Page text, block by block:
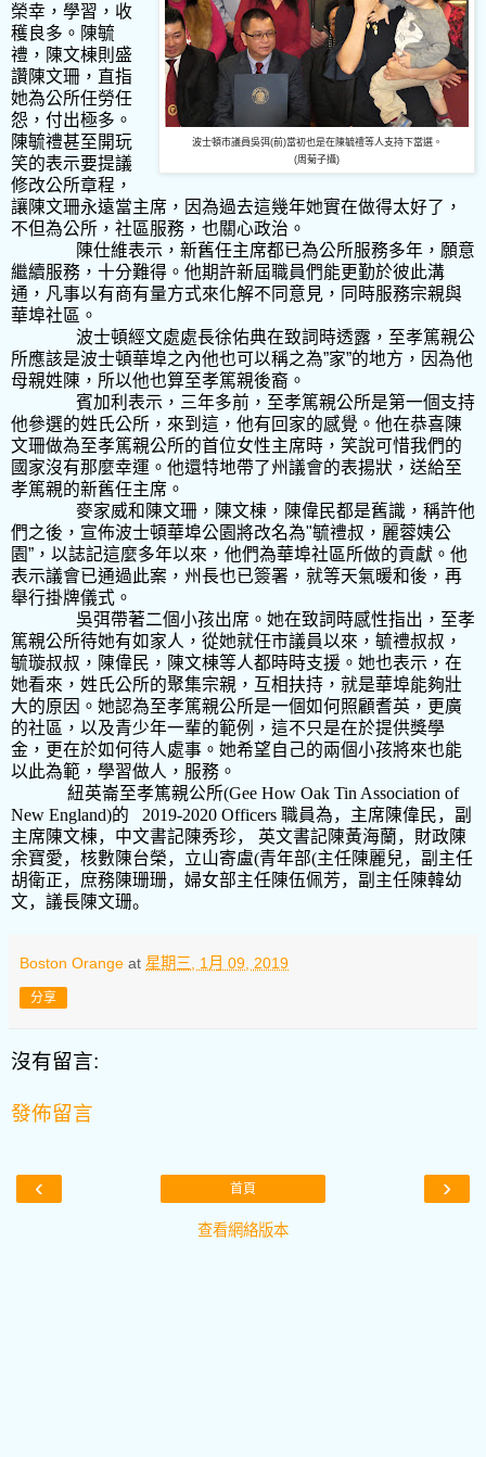
波士頓市議員吳弭(前)當初也是在陳毓禮等人支持下當選。
(周菊子攝)
榮幸，學習，收
穫良多。陳毓
禮，陳文棟則盛
讚陳文珊，直指
她為公所任勞任
怨，付出極多。
陳毓禮甚至開玩
笑的表示要提議
修改公所章程，
讓陳文珊永遠當主席，因為過去這幾年她實在做得太好了，
不但為公所，社區服務，也關心政治。
陳仕維表示，新舊任主席都已為公所服務多年，願意
繼續服務，十分難得。他期許新屆職員們能更勤於彼此溝
通，凡事以有商有量方式來化解不同意見，同時服務宗親與
華埠社區。
波士頓經文處處長徐佑典在致詞時透露，至孝篤親公
所應該是波士頓華埠之內他也可以稱之為”家”的地方，因為他
母親姓陳，所以他也算至孝篤親後裔。
賓加利表示，三年多前，至孝篤親公所是第一個支持
他參選的姓氏公所，來到這，他有回家的感覺。他在恭喜陳
文珊做為至孝篤親公所的首位女性主席時，笑說可惜我們的
國家沒有那麼幸運。他還特地帶了州議會的表揚狀，送給至
孝篤親的新舊任主席。
麥家威和陳文珊，陳文棟，陳偉民都是舊識，稱許他
們之後，宣佈波士頓華埠公園將改名為"毓禮叔，麗蓉姨公
園” ，以誌記這麼多年以來，他們為華埠社區所做的貢獻。他
表示議會已通過此案，州長也已簽署，就等天氣暖和後，再
舉行掛牌儀式。
吳弭帶著二個小孩出席。她在致詞時感性指出，至孝
篤親公所待她有如家人，從她就任市議員以來，毓禮叔叔，
毓璇叔叔，陳偉民，陳文棟等人都時時支援。她也表示，在
她看來，姓氏公所的聚集宗親，互相扶持，就是華埠能夠壯
大的原因。她認為至孝篤親公所是一個如何照顧耆英，更廣
的社區，以及青少年一輩的範例，這不只是在於提供獎學
金，更在於如何待人處事。她希望自己的兩個小孩將來也能
以此為範，學習做人，服務。
紐英崙至孝篤親公所(Gee How Oak Tin Association of
New England)的 2019-2020 Officers 職員為，主席陳偉民，副
主席陳文棟，中文書記陳秀珍， 英文書記陳黃海蘭，財政陳
余寶愛，核數陳台榮，立山寄盧(青年部(主任陳麗兒，副主任
胡衛正，庶務陳珊珊，婦女部主任陳伍佩芳，副主任陳韓幼
文，議長陳文珊。
Boston Orange at 星期三, 1月 09, 2019
分享
沒有留言:
發佈留言
‹ ›
首頁
查看網絡版本